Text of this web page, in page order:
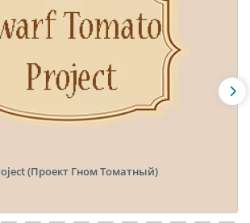
(Проект Гном Томатный)